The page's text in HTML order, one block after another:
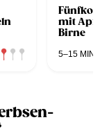
mit
Birne
5–15 MIN